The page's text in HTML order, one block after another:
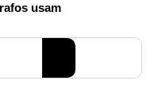
usam